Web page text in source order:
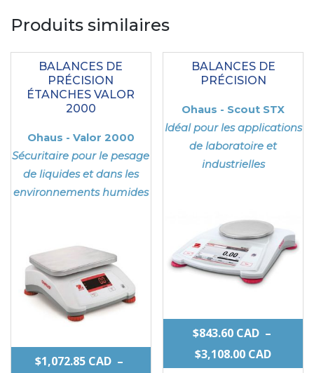
Produits similaires
BALANCES DE
PRÉCISION
ÉTANCHES VALOR
2000
Ohaus - Valor 2000
Sécuritaire pour le pesage
de liquides et dans les
environnements humides
$1,072.85 CAD –
BALANCES DE
PRÉCISION
Ohaus - Scout STX
Idéal pour les applications
de laboratoire et
industrielles
$843.60 CAD –
$3,108.00 CADPLAGE